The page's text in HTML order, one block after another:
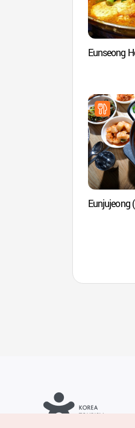
Eunseong
Eunjujeong